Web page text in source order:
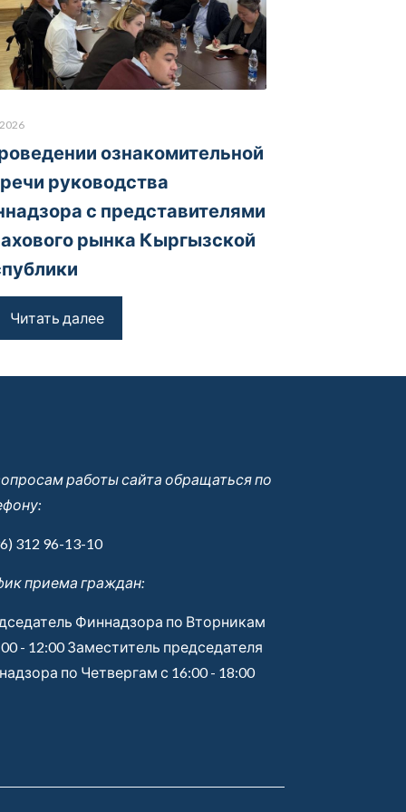
ознакомительной
руководства
с представителями
рынка Кыргызской
Читать далее
работы сайта обращаться по
312 96-13-10
приема граждан:
Финнадзора по Вторникам
- 12:00 Заместитель председателя
по Четвергам с 16:00 - 18:00